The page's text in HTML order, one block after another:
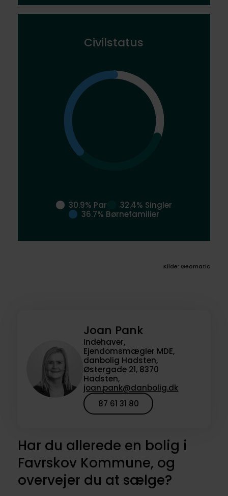
Civilstatus
30.9% Par
32.4% Singler
36.7% Børnefamilier
Kilde: Geomatic
Joan Pank
Indehaver,
Ejendomsmægler MDE,
danbolig Hadsten,
Østergade 21, 8370
Hadsten,
joan.pank@danbolig.dk
87 61 31 80
Har du allerede en bolig i
Favrskov Kommune, og
overvejer du at sælge?